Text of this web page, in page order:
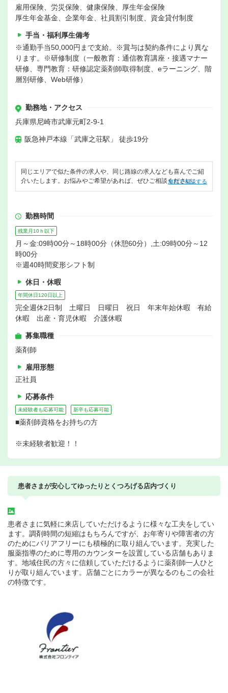
雇用保険、労災保険、健康保険、厚生年金保険
厚生年金基金、企業年金、社員割引制度、資金貸付制度
手当・福利厚生備考
※通勤手当50,000円まで支給。※賞与は契約条件により異な
ります。※研修制度（一般教育：通信教育講座・接遇マナー
研修、専門教育：研修認定薬剤師取得制度、eラーニング、階
層別研修、Web研修）
勤務地・アクセス
兵庫県尼崎市武庫元町2-9-1
阪急神戸本線「武庫之荘駅」 徒歩19分
同じエリアで似た条件の求人や、同じ路線の求人なども喜んでご紹
介いたします。お悩みやご希望があれば、ぜひご相談ください。
無料で相談する
勤務時間
残業月10ｈ以下
月～金:09時00分～18時00分（休憩60分）,土:09時00分～12
時00分
※週40時間変形シフト制
休日・休暇
年間休日120日以上
完全週休2日制 土曜日 日曜日 祝日 年末年始休暇 有給
休暇 出産・育児休暇 介護休暇
募集職種
薬剤師
雇用形態
正社員
応募条件
未経験者も応募可能 新卒も応募可能
■薬剤師資格をお持ちの方
※未経験者歓迎！！
患者さまが安心してゆったりとくつろげる店内づくり
患者さまに気軽に来店していただけるように様々な工夫をしてい
ます。調剤時間の短縮はもちろんですが、お年寄りや障害者の方
のためにバリアフリーにも積極的に取り組んでいます。充実した
服薬指導のために専用のカウンターを設置している店舗もありま
す。地域住民の方々に信頼していただけるように薬剤師一人ひと
りが取り組んでいます。店舗ごとにカラーが異なるのもこの会社
の特徴です。